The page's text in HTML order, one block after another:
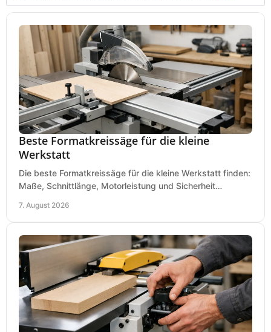
Beste Formatkreissäge für die kleine
Werkstatt
Die beste Formatkreissäge für die kleine Werkstatt finden:
Maße, Schnittlänge, Motorleistung und Sicherheit
7. August 2026